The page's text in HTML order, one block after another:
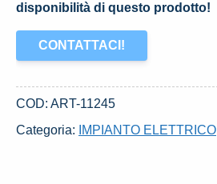
disponibilità di questo prodotto!
CONTATTACI!
COD: ART-11245
Categoria:
IMPIANTO ELETTRICO